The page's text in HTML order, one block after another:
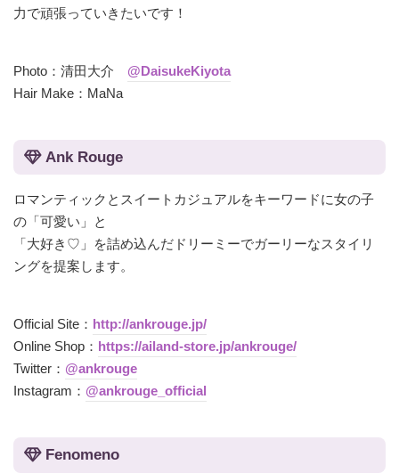
力で頑張っていきたいです！
Photo：清田大介 @DaisukeKiyota
Hair Make：MaNa
Ank Rouge
ロマンティックとスイートカジュアルをキーワードに女の子
の「可愛い」と
「大好き♡」を詰め込んだドリーミーでガーリーなスタイリ
ングを提案します。
Official Site： http://ankrouge.jp/
Online Shop： https://ailand-store.jp/ankrouge/
Twitter： @ankrouge
Instagram： @ankrouge_official
Fenomeno